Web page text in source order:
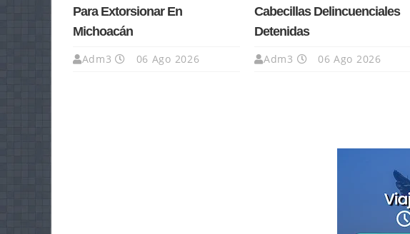
Para Extorsionar En
Michoacán
Adm3 06 Ago 2026
Cabecillas Delincuenciales
Detenidas
Adm3 06 Ago 2026